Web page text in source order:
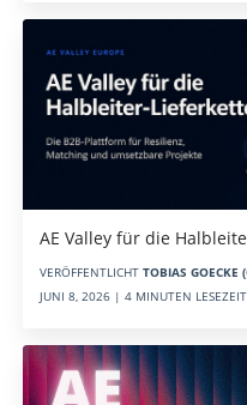
AE Valley für die
VERÖFFENTLICHT TOBIAS GOECKE
JUNI 8, 2026 | 4 MINUTEN LESEZEIT